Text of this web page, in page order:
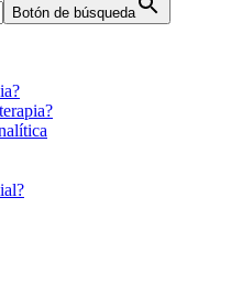
Botón de búsqueda